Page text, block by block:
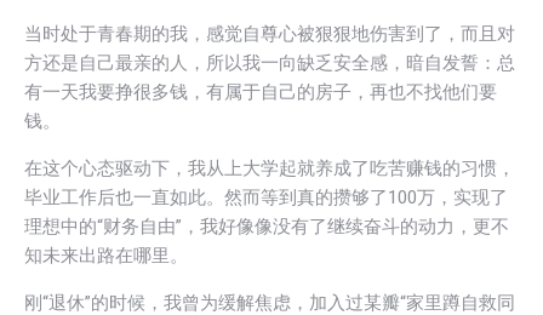
当时处于青春期的我，感觉自尊心被狠狠地伤害到了，而且对
方还是自己最亲的人，所以我一向缺乏安全感，暗自发誓：总
有一天我要挣很多钱，有属于自己的房子，再也不找他们要
钱。
在这个心态驱动下，我从上大学起就养成了吃苦赚钱的习惯，
毕业工作后也一直如此。然而等到真的攒够了100万，实现了
理想中的“财务自由”，我好像像没有了继续奋斗的动力，更不
知未来出路在哪里。
刚“退休”的时候，我曾为缓解焦虑，加入过某瓣“家里蹲自救同